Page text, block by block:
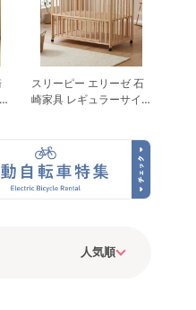
スリーピー エリーゼ 石
崎家具 レギュラーサイ